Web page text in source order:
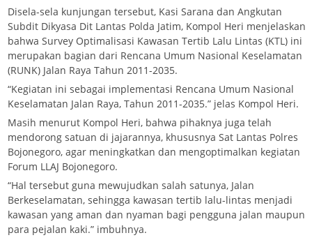
Disela-sela kunjungan tersebut, Kasi Sarana dan Angkutan
Subdit Dikyasa Dit Lantas Polda Jatim, Kompol Heri menjelaskan
bahwa Survey Optimalisasi Kawasan Tertib Lalu Lintas (KTL) ini
merupakan bagian dari Rencana Umum Nasional Keselamatan
(RUNK) Jalan Raya Tahun 2011-2035.
“Kegiatan ini sebagai implementasi Rencana Umum Nasional
Keselamatan Jalan Raya, Tahun 2011-2035.” jelas Kompol Heri.
Masih menurut Kompol Heri, bahwa pihaknya juga telah
mendorong satuan di jajarannya, khususnya Sat Lantas Polres
Bojonegoro, agar meningkatkan dan mengoptimalkan kegiatan
Forum LLAJ Bojonegoro.
“Hal tersebut guna mewujudkan salah satunya, Jalan
Berkeselamatan, sehingga kawasan tertib lalu-lintas menjadi
kawasan yang aman dan nyaman bagi pengguna jalan maupun
para pejalan kaki.” imbuhnya.